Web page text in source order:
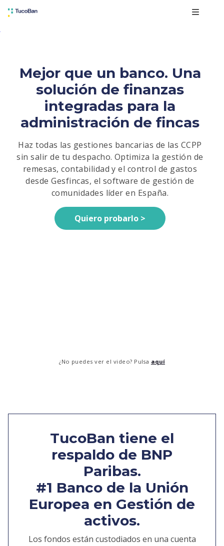
Mejor que un banco. Una
solución de finanzas
integradas para la
administración de fincas
Haz todas las gestiones bancarias de las CCPP
sin salir de tu despacho. Optimiza la gestión de
remesas, contabilidad y el control de gastos
desde Gesfincas, el software de gestión de
comunidades líder en España.
Quiero probarlo >
¿No puedes ver el video? Pulsa aquí
TucoBan tiene el
respaldo de BNP
Paribas.
#1 Banco de la Unión
Europea en Gestión de
activos.
Los fondos están custodiados en una cuenta